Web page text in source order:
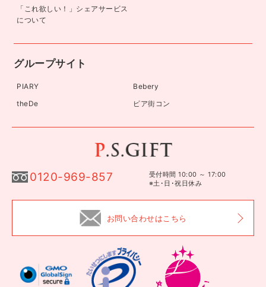
「これ欲しい！」シェアサービス
について
グループサイト
PIARY
Bebery
theDe
ピア街コン
0120-969-857
受付時間 10:00 ～ 17:00
※土･日･祝日休み
お問い合わせはこちら